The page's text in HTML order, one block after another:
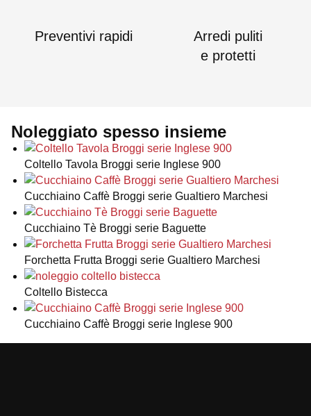
Preventivi rapidi
Arredi puliti
e protetti
Noleggiato spesso insieme
Coltello Tavola Broggi serie Inglese 900
Cucchiaino Caffè Broggi serie Gualtiero Marchesi
Cucchiaino Tè Broggi serie Baguette
Forchetta Frutta Broggi serie Gualtiero Marchesi
Coltello Bistecca
Cucchiaino Caffè Broggi serie Inglese 900